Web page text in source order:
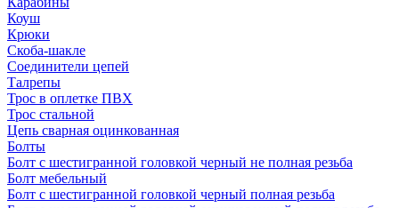
Коуш
Крюки
Скоба-шакле
Соединители цепей
Талрепы
Трос в оплетке ПВХ
Трос стальной
Цепь сварная оцинкованная
Болты
Болт с шестигранной головкой черный не полная резьба
Болт мебельный
Болт с шестигранной головкой черный полная резьба